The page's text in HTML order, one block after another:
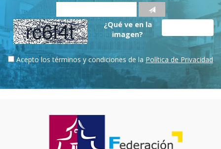
¿Qué ve en la
imagen?
Acepto los términos y condiciones de la Política de Privacidad